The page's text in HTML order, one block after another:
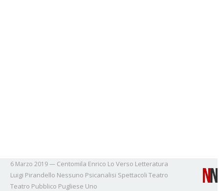
6 Marzo 2019— Centomila Enrico Lo Verso Letteratura
Luigi Pirandello Nessuno Psicanalisi Spettacoli Teatro
Teatro Pubblico Pugliese Uno